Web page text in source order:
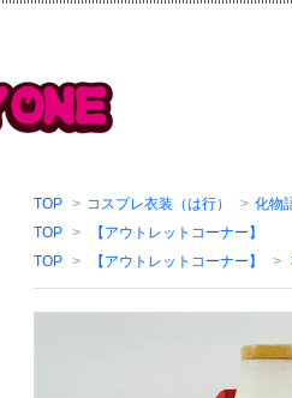
TOP > コスプレ衣装（は行） > 化物
TOP >
【アウトレットコーナー】
TOP > 【アウトレットコーナー】 >